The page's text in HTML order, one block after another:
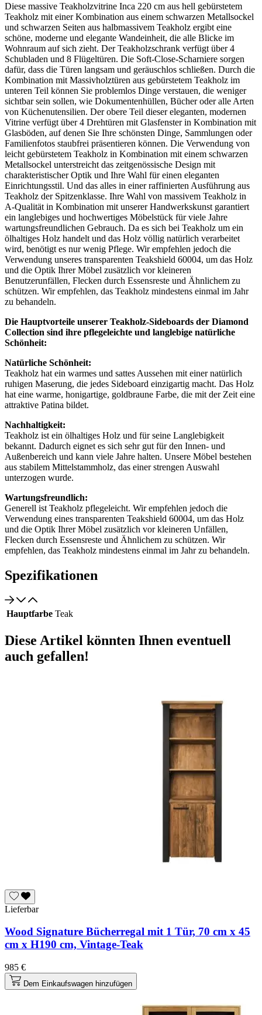
Diese massive Teakholzvitrine Inca 220 cm aus hell gebürstetem
Teakholz mit einer Kombination aus einem schwarzen Metallsockel
und schwarzen Seiten aus halbmassivem Teakholz ergibt eine
schöne, moderne und elegante Wandeinheit, die alle Blicke im
Wohnraum auf sich zieht. Der Teakholzschrank verfügt über 4
Schubladen und 8 Flügeltüren. Die Soft-Close-Scharniere sorgen
dafür, dass die Türen langsam und geräuschlos schließen. Durch die
Kombination mit Massivholztüren aus gebürstetem Teakholz im
unteren Teil können Sie problemlos Dinge verstauen, die weniger
sichtbar sein sollen, wie Dokumentenhüllen, Bücher oder alle Arten
von Küchenutensilien. Der obere Teil dieser eleganten, modernen
Vitrine verfügt über 4 Drehtüren mit Glasfenster in Kombination mit
Glasböden, auf denen Sie Ihre schönsten Dinge, Sammlungen oder
Familienfotos staubfrei präsentieren können. Die Verwendung von
leicht gebürstetem Teakholz in Kombination mit einem schwarzen
Metallsockel unterstreicht das zeitgenössische Design mit
charakteristischer Optik und Ihre Wahl für einen eleganten
Einrichtungsstil. Und das alles in einer raffinierten Ausführung aus
Teakholz der Spitzenklasse. Ihre Wahl von massivem Teakholz in
A-Qualität in Kombination mit unserer Handwerkskunst garantiert
ein langlebiges und hochwertiges Möbelstück für viele Jahre
wartungsfreundlichen Gebrauch. Da es sich bei Teakholz um ein
ölhaltiges Holz handelt und das Holz völlig natürlich verarbeitet
wird, benötigt es nur wenig Pflege. Wir empfehlen jedoch die
Verwendung unseres transparenten Teakshield 60004, um das Holz
und die Optik Ihrer Möbel zusätzlich vor kleineren
Benutzerunfällen, Flecken durch Essensreste und Ähnlichem zu
schützen. Wir empfehlen, das Teakholz mindestens einmal im Jahr
zu behandeln.
Die Hauptvorteile unserer Teakholz-Sideboards der Diamond
Collection sind ihre pflegeleichte und langlebige natürliche
Schönheit:
Natürliche Schönheit:
Teakholz hat ein warmes und sattes Aussehen mit einer natürlich
ruhigen Maserung, die jedes Sideboard einzigartig macht. Das Holz
hat eine warme, honigartige, goldbraune Farbe, die mit der Zeit eine
attraktive Patina bildet.
Nachhaltigkeit:
Teakholz ist ein ölhaltiges Holz und für seine Langlebigkeit
bekannt. Dadurch eignet es sich sehr gut für den Innen- und
Außenbereich und kann viele Jahre halten. Unsere Möbel bestehen
aus stabilem Mittelstammholz, das einer strengen Auswahl
unterzogen wurde.
Wartungsfreundlich:
Generell ist Teakholz pflegeleicht. Wir empfehlen jedoch die
Verwendung eines transparenten Teakshield 60004, um das Holz
und die Optik Ihrer Möbel zusätzlich vor kleineren Unfällen,
Flecken durch Essensreste und Ähnlichem zu schützen. Wir
empfehlen, das Teakholz mindestens einmal im Jahr zu behandeln.
Spezifikationen
Hauptfarbe Teak
Diese Artikel könnten Ihnen eventuell
auch gefallen!
Lieferbar
Wood Signature Bücherregal mit 1 Tür, 70 cm x 45
cm x H190 cm, Vintage-Teak
985 €
Dem Einkaufswagen hinzufügen